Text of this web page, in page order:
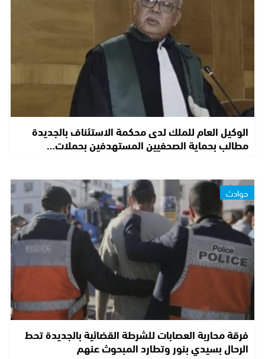
الوكيل العام للملك لدى محكمة الاستئناف بالجديدة
مطالب بحماية الصحفيين المستهدفين بحملات…
حوادث
فرقة محاربة العصابات للشرطة القضائية بالجديدة تحط
الرحال بسيدي بنور وتطارد المبحوث عنهم